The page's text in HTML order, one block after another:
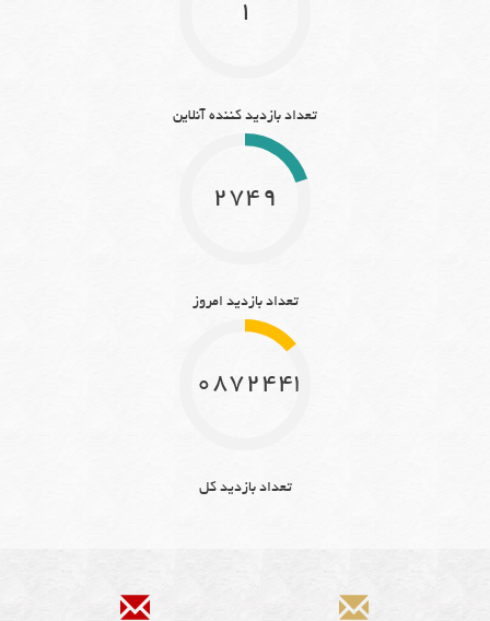
1
تعداد بازدید کننده آنلاین
2749
تعداد بازدید امروز
10872443
تعداد بازدید کل